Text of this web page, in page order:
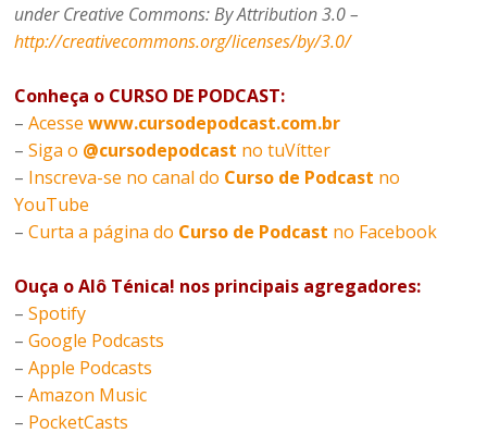
under Creative Commons: By Attribution 3.0 –
http://creativecommons.org/licenses/by/3.0/
Conheça o CURSO DE PODCAST:
–Acessewww.cursodepodcast.com.br
–Siga o @cursodepodcast no tuVítter
– Inscreva-se no canal do Curso de Podcast no
YouTube
–Curta a página do Curso de Podcast no Facebook
Ouça o Alô Ténica! nos principais agregadores:
–Spotify
–Google Podcasts
–Apple Podcasts
–Amazon Music
– PocketCasts